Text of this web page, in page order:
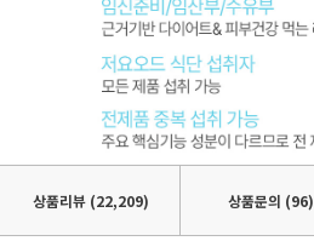
상품리뷰 (22,209) 상품문의 (96)